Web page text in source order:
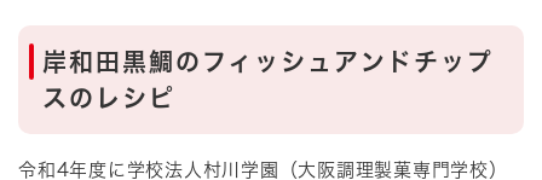
岸和田黒鯛のフィッシュアンドチップ
スのレシピ
令和4年度に学校法人村川学園（大阪調理製菓専門学校）